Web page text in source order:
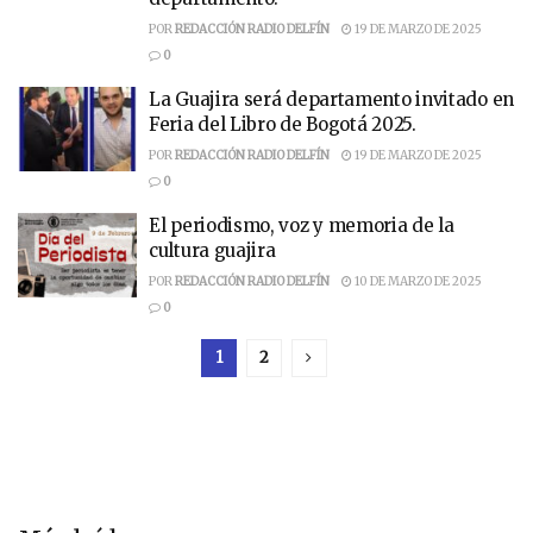
PORREDACCIÓN RADIO DELFÍN
19 DE MARZO DE 2025
0
La Guajira será departamento invitado en
Feria del Libro de Bogotá 2025.
PORREDACCIÓN RADIO DELFÍN
19 DE MARZO DE 2025
0
El periodismo, voz y memoria de la
cultura guajira
PORREDACCIÓN RADIO DELFÍN
10 DE MARZO DE 2025
0
1 2